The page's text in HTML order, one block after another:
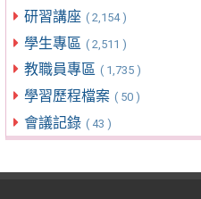
研習講座 ( 2,154 )
學生專區 ( 2,511 )
教職員專區 ( 1,735 )
學習歷程檔案 ( 50 )
會議記錄 ( 43 )